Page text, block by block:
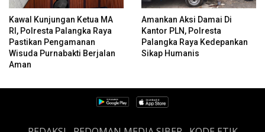
Kawal Kunjungan Ketua MA
RI, Polresta Palangka Raya
Pastikan Pengamanan
Wisuda Purnabakti Berjalan
Aman
Amankan Aksi Damai Di
Kantor PLN, Polresta
Palangka Raya Kedepankan
Sikap Humanis